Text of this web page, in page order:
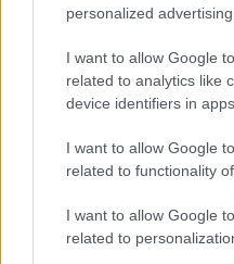
personalized advertising.
I want to allow Google
related to analytics like
device identifiers in apps.
I want to allow Google
related to functionality
I want to allow Google
related to
Műfaj:hiphop
Kulcsdal:igazán jól
8,5/10
Rónai András